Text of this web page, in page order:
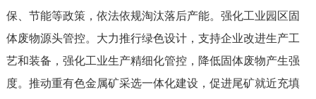
保、节能等政策，依法依规淘汰落后产能。强化工业园区固
体废物源头管控。大力推行绿色设计，支持企业改进生产工
艺和装备，强化工业生产精细化管控，降低固体废物产生强
度。推动重有色金属矿采选一体化建设，促进尾矿就近充填